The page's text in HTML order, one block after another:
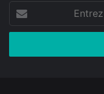
votre
adresse